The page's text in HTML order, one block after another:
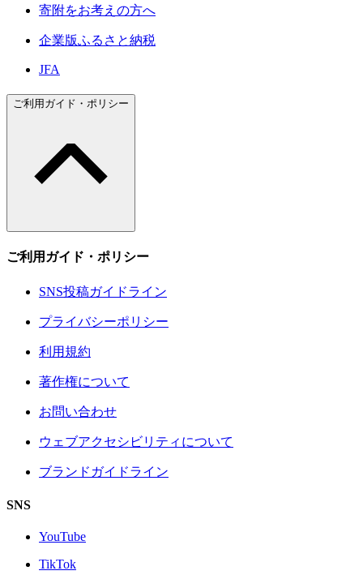
寄附をお考えの方へ
企業版ふるさと納税
JFA
ご利用ガイド・ポリシー
ご利用ガイド・ポリシー
SNS投稿ガイドライン
プライバシーポリシー
利用規約
著作権について
お問い合わせ
ウェブアクセシビリティについて
ブランドガイドライン
SNS
YouTube
TikTok